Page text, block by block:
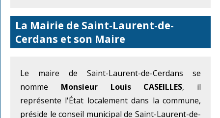
La Mairie de Saint-Laurent-de-
Cerdans et son Maire
Le maire de Saint-Laurent-de-Cerdans se
nomme Monsieur Louis CASEILLES, il
représente l'État localement dans la commune,
préside le conseil municipal de Saint-Laurent-de-